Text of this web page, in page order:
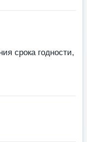
срока годности,